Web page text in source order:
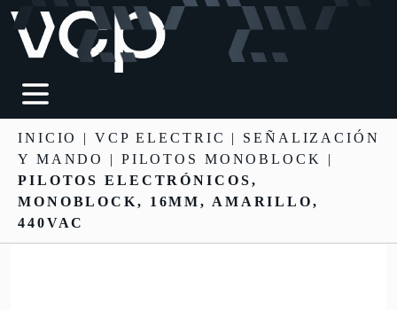
INICIO | VCP ELECTRIC | SEÑALIZACIÓN
Y MANDO
| PILOTOS MONOBLOCK |
PILOTOS ELECTRÓNICOS,
MONOBLOCK, 16MM, AMARILLO,
440VAC